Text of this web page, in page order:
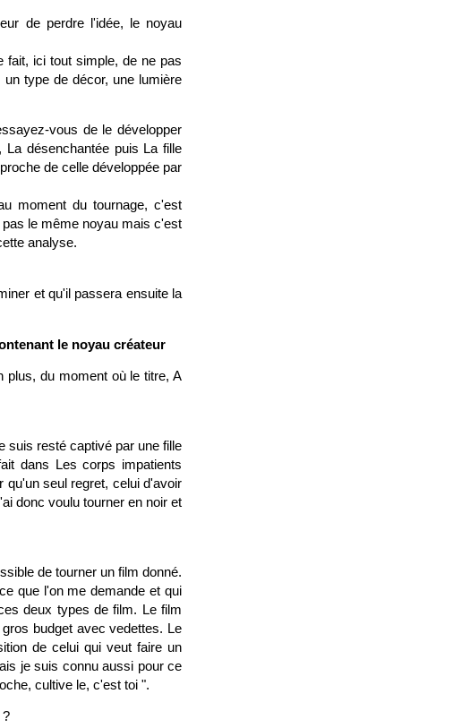
de perdre l'idée, le noyau
fait, ici tout simple, de ne pas
type de décor, une lumière
vous de le développer
désenchantée puis La fille
de celle développée par
moment du tournage, c'est
le même noyau mais c'est
analyse.
et qu'il passera ensuite la
le noyau créateur
plus, du moment où le titre, A
suis resté captivé par une fille
dans Les corps impatients
qu'un seul regret, celui d'avoir
donc voulu tourner en noir et
de tourner un film donné.
que l'on me demande et qui
deux types de film. Le film
budget avec vedettes. Le
de celui qui veut faire un
je suis connu aussi pour ce
cultive le, c'est toi ".
?